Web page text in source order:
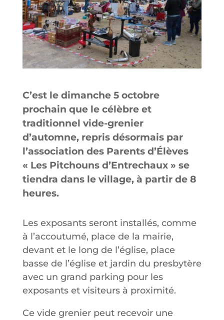
C’est le dimanche 5 octobre
prochain que le célèbre et
traditionnel vide-grenier
d’automne, repris désormais par
l’association des Parents d’Élèves
« Les Pitchouns d’Entrechaux » se
tiendra dans le village, à partir de 8
heures.
Les exposants seront installés, comme
à l’accoutumé, place de la mairie,
devant et le long de l’église, place
basse de l’église et jardin du presbytère
avec un grand parking pour les
exposants et visiteurs à proximité.
Ce vide grenier peut recevoir une